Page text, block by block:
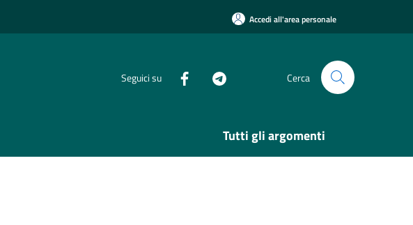
Accedi all'area personale
Seguici su Cerca
Tutti gli argomenti